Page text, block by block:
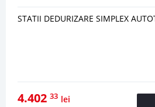
STATII DEDURIZARE SIMPLEX
4.402 33 lei